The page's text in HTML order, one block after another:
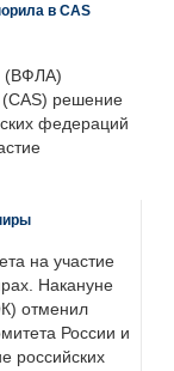
в CAS
(ВФЛА)
решение
федераций
на участие
Накануне
отменил
России и
российских